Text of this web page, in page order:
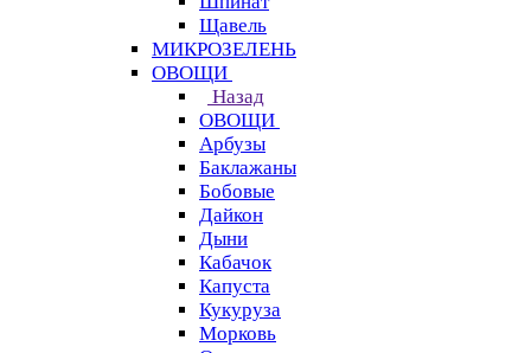
Щавель
МИКРОЗЕЛЕНЬ
ОВОЩИ
Назад
ОВОЩИ
Арбузы
Баклажаны
Бобовые
Дайкон
Дыни
Кабачок
Капуста
Кукуруза
Морковь